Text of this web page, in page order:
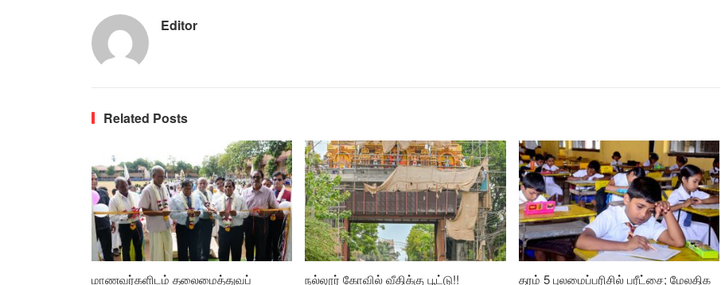
Editor
Related Posts
மாணவர்களிடம் தலைமைத்துவப் நல்லூர் கோவில் வீதிக்கு பூட்டு!! தரம் 5 புலமைப்பரிசில் பரீட்சை; மேலதிக